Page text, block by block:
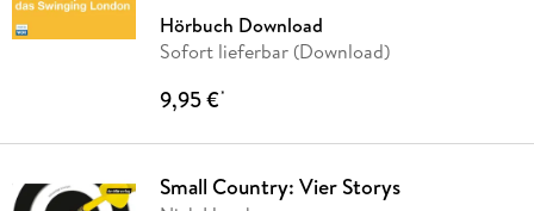
Hörbuch Download
Sofort lieferbar (Download)
9,95 €*
Small Country: Vier Storys